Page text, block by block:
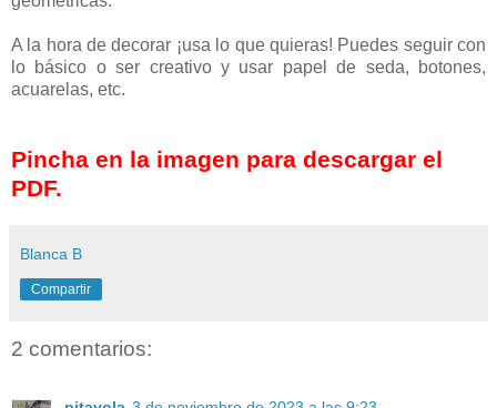
A la hora de decorar ¡usa lo que quieras! Puedes seguir con
lo básico o ser creativo y usar papel de seda, botones,
acuarelas, etc.
Pincha en la imagen para descargar el
PDF.
Blanca B
Compartir
2 comentarios: